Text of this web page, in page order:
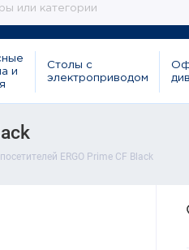
и
Столы с
электроприводом
ERGO Prime CF Black